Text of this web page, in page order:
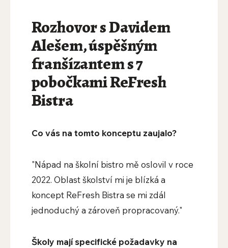
Rozhovor s Davidem
Alešem, úspěšným
franšízantem s 7
pobočkami ReFresh
Bistra
Co vás na tomto konceptu zaujalo?
"Nápad na školní bistro mě oslovil v roce
2022. Oblast školství mi je blízká a
koncept ReFresh Bistra se mi zdál
jednoduchý a zároveň propracovaný."
Školy mají specifické požadavky na